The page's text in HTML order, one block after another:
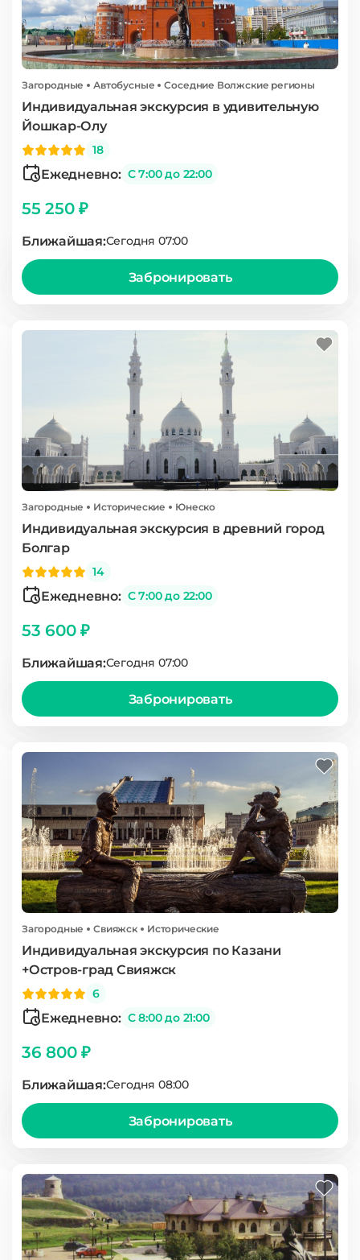
Загородные Автобусные Соседние Волжские регионы
Индивидуальная экскурсия в удивительную
Йошкар-Олу
18
Ежедневно: С 7:00 до 22:00
55 250 ₽
Ближайшая:Сегодня 07:00
Забронировать
Загородные Исторические Юнеско
Индивидуальная экскурсия в древний город
Болгар
14
Ежедневно: С 7:00 до 22:00
53 600 ₽
Ближайшая:Сегодня 07:00
Забронировать
Загородные Свияжск Исторические
Индивидуальная экскурсия по Казани
+Остров-град Свияжск
6
Ежедневно: С 8:00 до 21:00
36 800 ₽
Ближайшая:Сегодня 08:00
Забронировать